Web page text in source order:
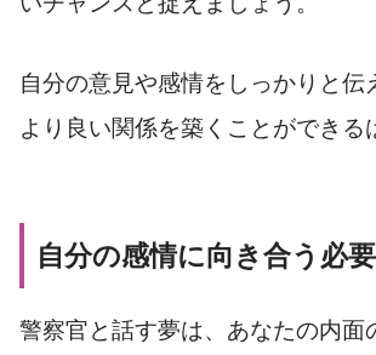
自分の意見や感情をしっかりと伝
より良い関係を築くことができる
自分の感情に向き合う必
警察官と話す夢は、あなたの内面